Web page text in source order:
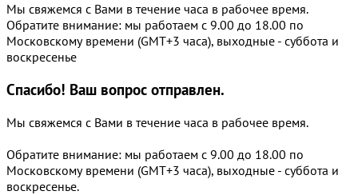
Мы свяжемся с Вами в течение часа в рабочее время.
Обратите внимание: мы работаем с 9.00 до 18.00 по
Московскому времени (GMT+3 часа), выходные - суббота и
воскресенье
Спасибо! Ваш вопрос отправлен.
Мы свяжемся с Вами в течение часа в рабочее время.
Обратите внимание: мы работаем с 9.00 до 18.00 по
Московскому времени (GMT+3 часа), выходные - суббота и
воскресенье.